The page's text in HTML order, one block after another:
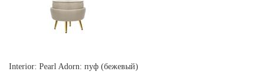
Interior: Pearl Adorn: пуф (бежевый)